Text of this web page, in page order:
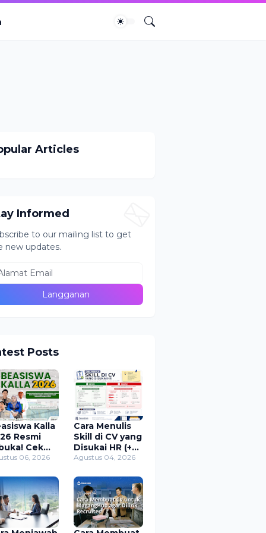
Articles
Informed
to our mailing list to get
new updates.
Posts
Kalla
Resmi
Cek
Jadwal,
06, 2026
Cara Menulis
Skill di CV yang
Disukai HR (+
Contoh)
Agustus 04, 2026